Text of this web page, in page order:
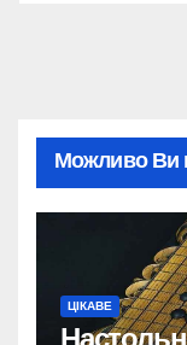
Можливо Ви
ЦІКАВЕ